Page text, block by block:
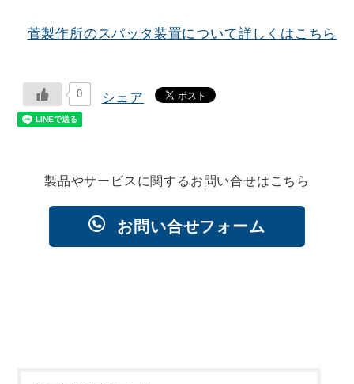
菅製作所のスパッタ装置について詳しくはこちら
0 シェア
製品やサービスに関するお問い合せはこちら
お問い合せフォーム